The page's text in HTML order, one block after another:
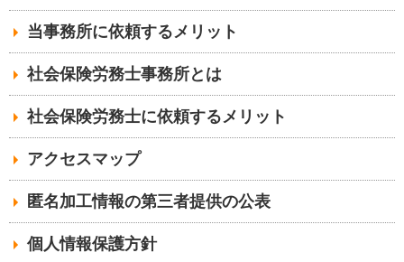
当事務所に依頼するメリット
社会保険労務士事務所とは
社会保険労務士に依頼するメリット
アクセスマップ
匿名加工情報の第三者提供の公表
個人情報保護方針